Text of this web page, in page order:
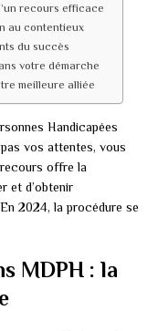
recours efficace
au contentieux
du succès
votre démarche
meilleure alliée
Handicapées
vos attentes, vous
offre la
et d’obtenir
2024, la procédure se
MDPH : la